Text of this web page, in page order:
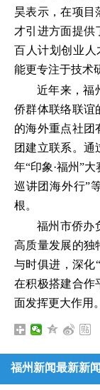
昊表示，在项目
才引进方面提供
百人计划创业人
能更专注于技术
近年来，福
侨群体联络联谊
的海外重点社团
团建立联系。通
年“印象·福州”
巡讲团海外行”
根。
福州市侨办
高质量发展的独
与时俱进，深化
在积极搭建合作
面发挥更大作用。
福州新闻最新新闻